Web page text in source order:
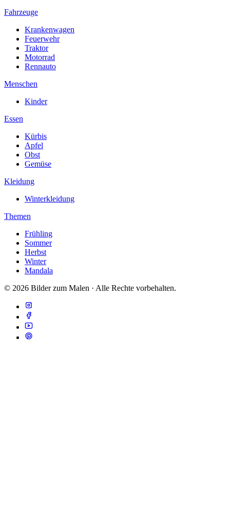
Fahrzeuge
Krankenwagen
Feuerwehr
Traktor
Motorrad
Rennauto
Menschen
Kinder
Essen
Kürbis
Apfel
Obst
Gemüse
Kleidung
Winterkleidung
Themen
Frühling
Sommer
Herbst
Winter
Mandala
© 2026 Bilder zum Malen · Alle Rechte vorbehalten.